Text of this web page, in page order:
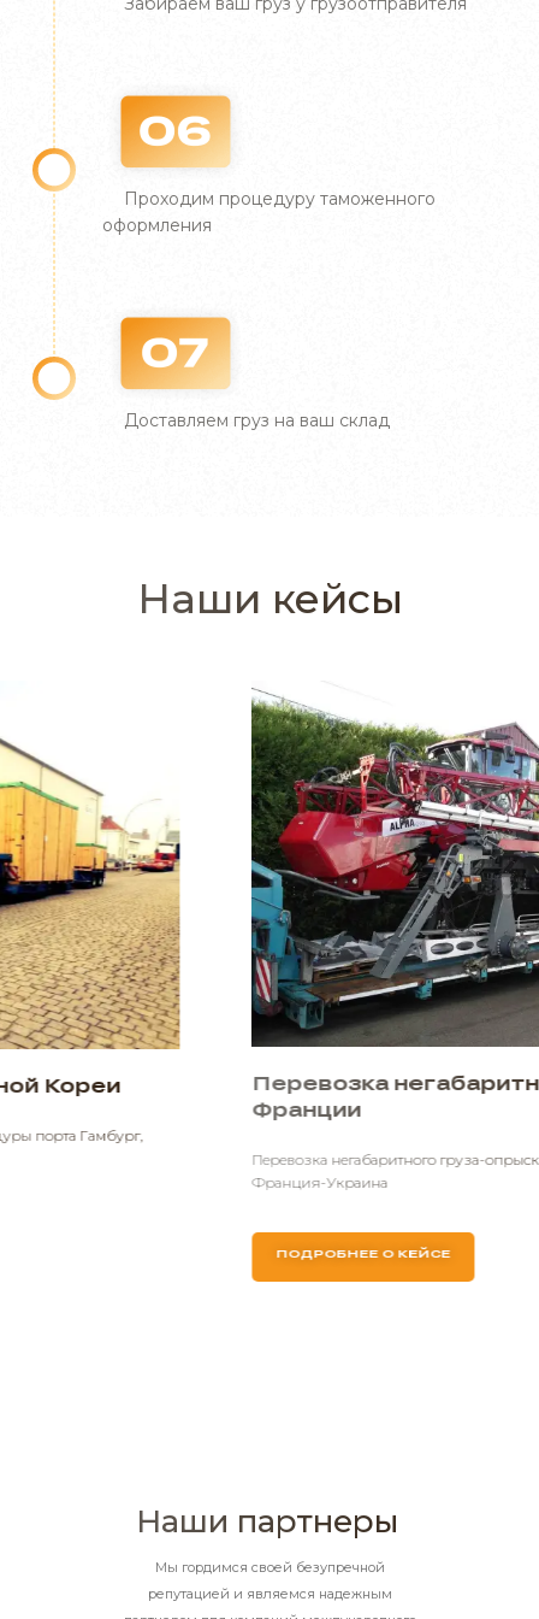
Проходим процедуру таможенного
оформления
Доставляем груз на ваш склад
Наши кейсы
Перевозка негабаритного груза из
Перевозка негабаритного груза-опрыскиватель по маршруту
Наши партнеры
Мы гордимся своей безупречной
репутацией и являемся надежным